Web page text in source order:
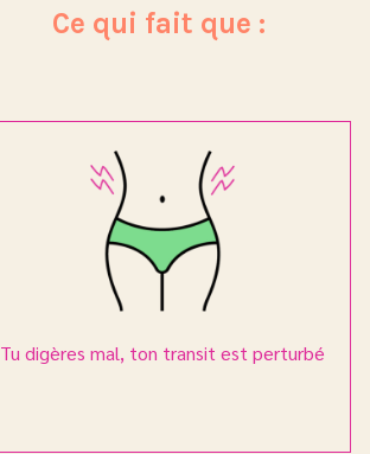
Ce qui fait que :
Tu digères mal, ton transit est perturbé